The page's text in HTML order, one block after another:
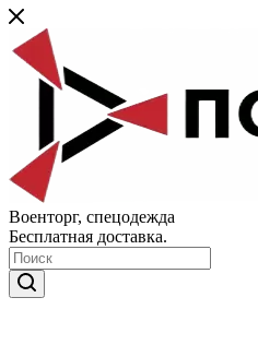
Военторг, спецодежда
Бесплатная доставка.